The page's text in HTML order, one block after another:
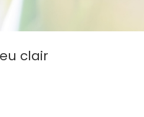
clair